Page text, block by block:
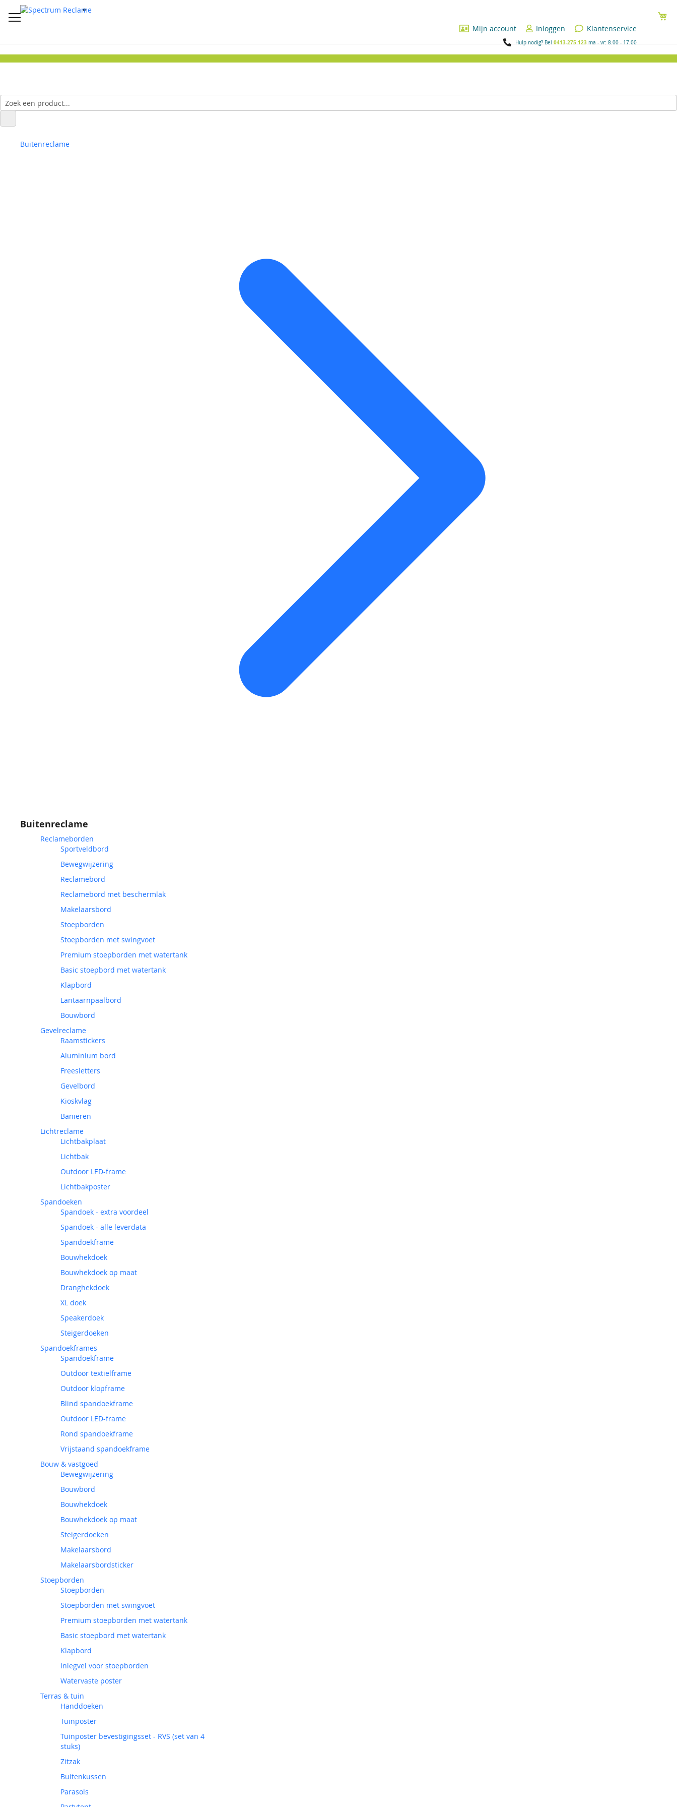
Mijn account
Inloggen Klantenservice
Hulp nodig? Bel0413-275 123ma - vr: 8.00 - 17.00
Buitenreclame
Buitenreclame
Reclameborden
Sportveldbord
Bewegwijzering
Reclamebord
Reclamebord met beschermlak
Makelaarsbord
Stoepborden
Stoepborden met swingvoet
Premium stoepborden met watertank
Basic stoepbord met watertank
Klapbord
Lantaarnpaalbord
Bouwbord
Gevelreclame
Raamstickers
Aluminium bord
Freesletters
Gevelbord
Kioskvlag
Banieren
Lichtreclame
Lichtbakplaat
Lichtbak
Outdoor LED-frame
Lichtbakposter
Spandoeken
Spandoek - extra voordeel
Spandoek - alle leverdata
Spandoekframe
Bouwhekdoek
Bouwhekdoek op maat
Dranghekdoek
XL doek
Speakerdoek
Steigerdoeken
Spandoekframes
Spandoekframe
Outdoor textielframe
Outdoor klopframe
Blind spandoekframe
Outdoor LED-frame
Rond spandoekframe
Vrijstaand spandoekframe
Bouw & vastgoed
Bewegwijzering
Bouwbord
Bouwhekdoek
Bouwhekdoek op maat
Steigerdoeken
Makelaarsbord
Makelaarsbordsticker
Stoepborden
Stoepborden
Stoepborden met swingvoet
Premium stoepborden met watertank
Basic stoepbord met watertank
Klapbord
Inlegvel voor stoepborden
Watervaste poster
Terras & tuin
Handdoeken
Tuinposter
Tuinposter bevestigingsset - RVS (set van 4
stuks)
Zitzak
Buitenkussen
Parasols